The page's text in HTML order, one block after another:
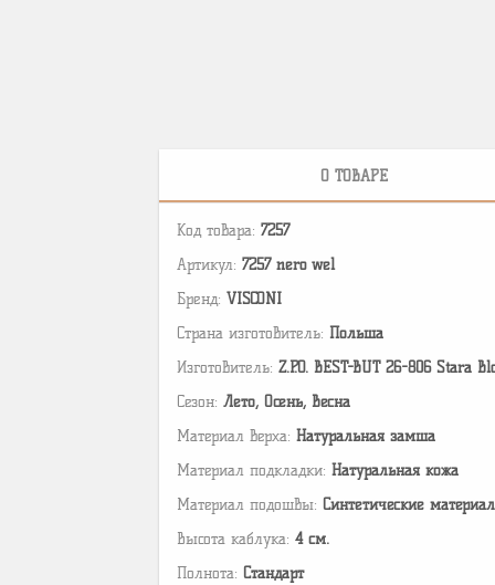
О ТОВАРЕ
Код товара: 7257
Артикул: 7257 nero wel
Бренд: VISCONI
Страна изготовитель: Польша
Изготовитель: Z.P.O. BEST-BUT 26-806 Stara
Сезон: Лето, Осень, Весна
Материал верха: Натуральная замша
Материал подкладки: Натуральная кожа
Материал подошвы: Cинтетические
Высота каблука: 4 см.
Полнота: Стандарт